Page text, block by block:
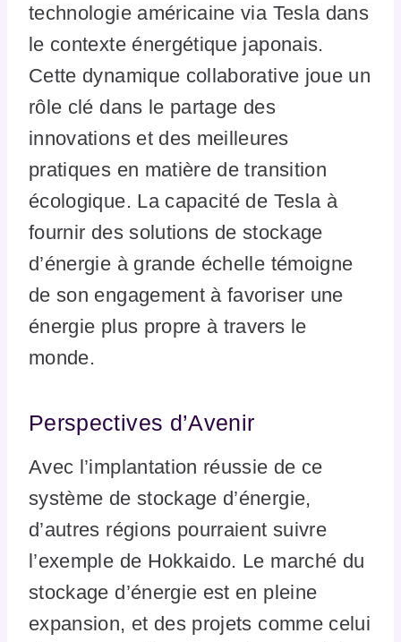
technologie américaine via Tesla dans
le contexte énergétique japonais.
Cette dynamique collaborative joue un
rôle clé dans le partage des
innovations et des meilleures
pratiques en matière de transition
écologique. La capacité de Tesla à
fournir des solutions de stockage
d’énergie à grande échelle témoigne
de son engagement à favoriser une
énergie plus propre à travers le
monde.
Perspectives d’Avenir
Avec l’implantation réussie de ce
système de stockage d’énergie,
d’autres régions pourraient suivre
l’exemple de Hokkaido. Le marché du
stockage d’énergie est en pleine
expansion, et des projets comme celui